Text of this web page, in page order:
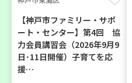
【神戸市ファミリー・サポ
ート・センター】第4回 協
力会員講習会（2026年9月9
日･11日開催）子育てを応
援…